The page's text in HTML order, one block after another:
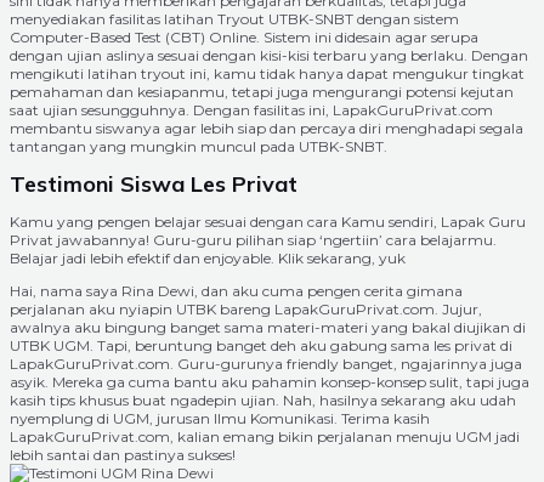
menyediakan fasilitas latihan Tryout UTBK-SNBT dengan sistem
Computer-Based Test (CBT) Online. Sistem ini didesain agar serupa
dengan ujian aslinya sesuai dengan kisi-kisi terbaru yang berlaku. Dengan
mengikuti latihan tryout ini, kamu tidak hanya dapat mengukur tingkat
pemahaman dan kesiapanmu, tetapi juga mengurangi potensi kejutan
saat ujian sesungguhnya. Dengan fasilitas ini, LapakGuruPrivat.com
membantu siswanya agar lebih siap dan percaya diri menghadapi segala
tantangan yang mungkin muncul pada UTBK-SNBT.
Testimoni Siswa Les Privat
Kamu yang pengen belajar sesuai dengan cara Kamu sendiri, Lapak Guru
Privat jawabannya! Guru-guru pilihan siap ‘ngertiin’ cara belajarmu.
Belajar jadi lebih efektif dan enjoyable. Klik sekarang, yuk
Hai, nama saya Rina Dewi, dan aku cuma pengen cerita gimana
perjalanan aku nyiapin UTBK bareng LapakGuruPrivat.com. Jujur,
awalnya aku bingung banget sama materi-materi yang bakal diujikan di
UTBK UGM. Tapi, beruntung banget deh aku gabung sama les privat di
LapakGuruPrivat.com. Guru-gurunya friendly banget, ngajarinnya juga
asyik. Mereka ga cuma bantu aku pahamin konsep-konsep sulit, tapi juga
kasih tips khusus buat ngadepin ujian. Nah, hasilnya sekarang aku udah
nyemplung di UGM, jurusan Ilmu Komunikasi. Terima kasih
LapakGuruPrivat.com, kalian emang bikin perjalanan menuju UGM jadi
lebih santai dan pastinya sukses!